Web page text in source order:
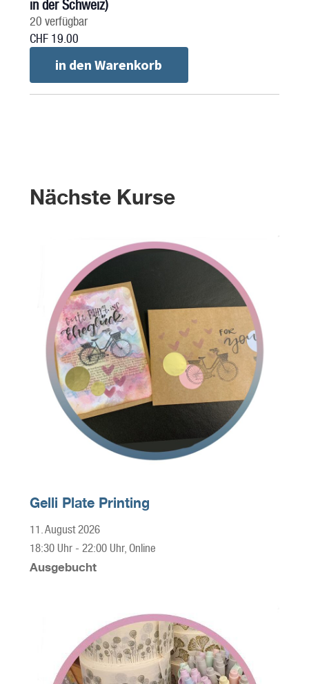
in der Schweiz)
20 verfügbar
CHF 19.00
in den Warenkorb
Nächste Kurse
Gelli Plate Printing
11. August 2026
18:30 Uhr- 22:00 Uhr, Online
Ausgebucht